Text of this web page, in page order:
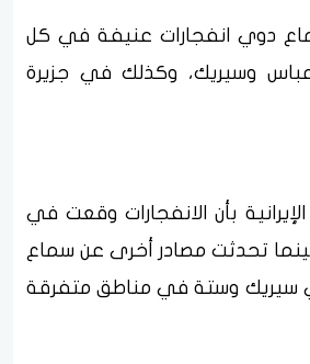
دوي انفجارات عنيفة في كل
وسيريك، وكذلك في جزيرة
بأن الانفجارات وقعت في
تحدثت مصادر أخرى عن سماع
سيريك وستة في مناطق متفرقة